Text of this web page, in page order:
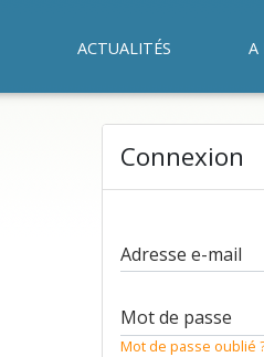
ACTUALITÉS A
Connexion
Adresse e-mail
Mot de passe
Mot de passe oublié